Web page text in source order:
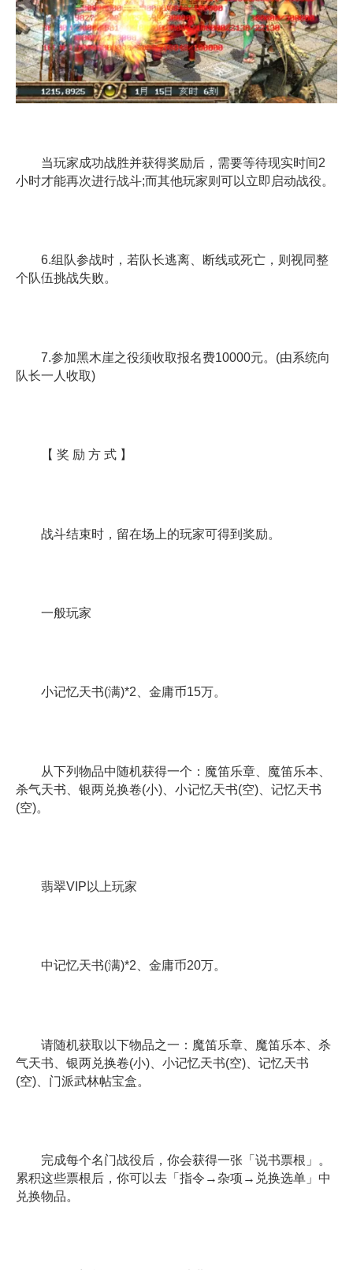
当玩家成功战胜并获得奖励后，需要等待现实时间2
小时才能再次进行战斗;而其他玩家则可以立即启动战役。
6.组队参战时，若队长逃离、断线或死亡，则视同整
个队伍挑战失败。
7.参加黑木崖之役须收取报名费10000元。(由系统向
队长一人收取)
【 奖 励 方 式 】
战斗结束时，留在场上的玩家可得到奖励。
一般玩家
小记忆天书(满)*2、金庸币15万。
从下列物品中随机获得一个：魔笛乐章、魔笛乐本、
杀气天书、银两兑换卷(小)、小记忆天书(空)、记忆天书
(空)。
翡翠VIP以上玩家
中记忆天书(满)*2、金庸币20万。
请随机获取以下物品之一：魔笛乐章、魔笛乐本、杀
气天书、银两兑换卷(小)、小记忆天书(空)、记忆天书
(空)、门派武林帖宝盒。
完成每个名门战役后，你会获得一张「说书票根」。
累积这些票根后，你可以去「指令→杂项→兑换选单」中
兑换物品。